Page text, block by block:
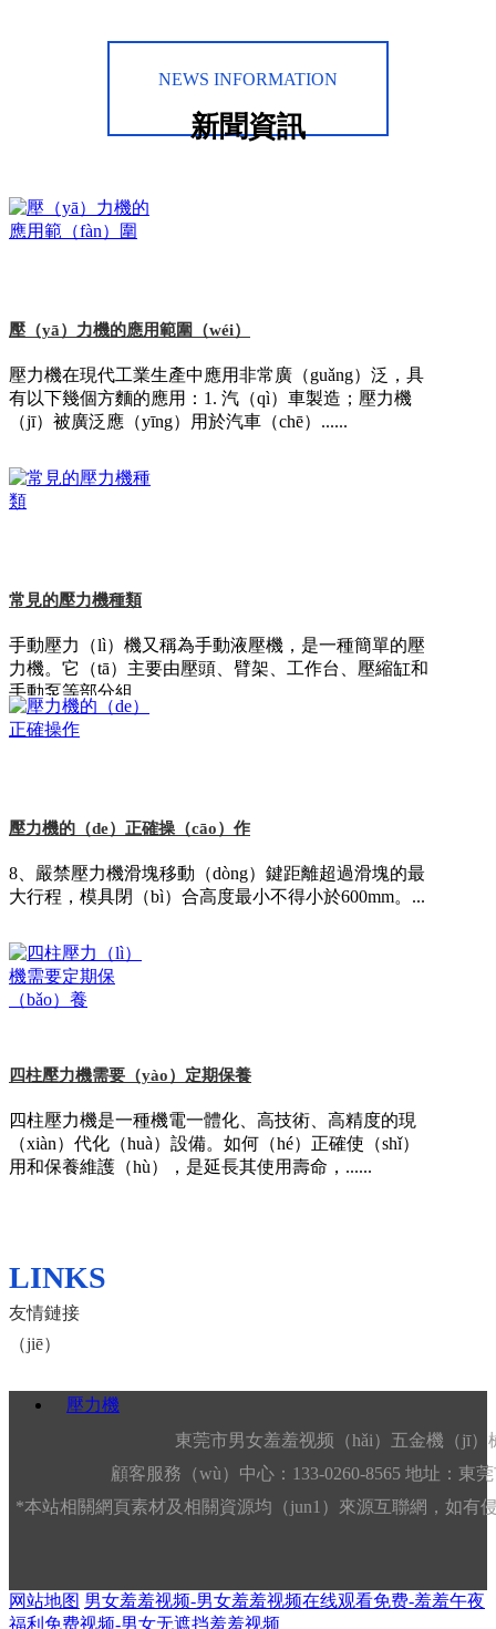
NEWS INFORMATION
新聞資訊
壓（yā）力機的應用範圍（wéi）
壓力機在現代工業生產中應用非常廣（guǎng）泛，具
有以下幾個方麵的應用：1. 汽（qì）車製造；壓力機
（jī）被廣泛應（yīng）用於汽車（chē）......
常見的壓力機種類
手動壓力（lì）機又稱為手動液壓機，是一種簡單的壓
力機。它（tā）主要由壓頭、臂架、工作台、壓縮缸和
手動泵等部分組......
壓（yā）力機的主缸運動原理
複雜（zá）的過程，主缸運動的前三個（gè）步驟，
分別是主缸的啟動、主缸滑塊的快速下......
壓力機（jī）的為（wéi）壓力（lì）為何這麽大
壓力機的（de）正確操（cāo）作
8、嚴禁壓力機滑塊移動（dòng）鍵距離超過滑塊的最
大行程，模具閉（bì）合高度最小不得小於600mm。...
四柱壓力機需要（yào）定期保養
四柱壓力機是一種機電一體化、高技術、高精度的現
（xiàn）代化（huà）設備。如何（hé）正確使（shǐ）
用和保養維護（hù），是延長其使用壽命，......
壓力（lì）機防起皺（zhòu）處理
壓力（lì）機實質上是一台拉伸液壓機，在拉伸液壓機
中，起皺成為製約其拉深成形的主要（yào）缺陷
（xiàn）之（zhī）一,嚴重影響零件質......
如何保養壓力機的油缸
LINKS
友情鏈接
（jiē）
壓力機
東莞市男女羞羞视频（hǎi）五金機（jī）
顧客服務（wù）中心：133-0260-8565 地址：東
*本站相關網頁素材及相關資源均（jun1）來源互聯網，如有
网站地图 男女羞羞视频-男女羞羞视频在线观看免费-羞羞午夜
福利免费视频-男女无遮挡羞羞视频